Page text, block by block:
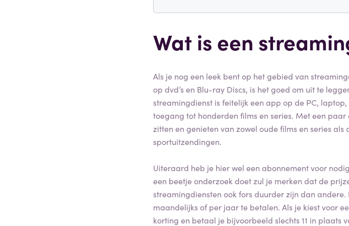
Wat is een
Als je nog een leek bent op het gebied van
op dvd’s en Blu-ray Discs, is het goed om uit te
streamingdienst is feitelijk een app op de PC,
toegang tot honderden films en series. Met een
zitten en genieten van zowel oude films en series
sportuitzendingen.
Uiteraard heb je hier wel een abonnement voor
een beetje onderzoek doet zul je merken dat de
streamingdiensten ook fors duurder zijn dan
maandelijks of per jaar te betalen. Als je kiest voor
korting en betaal je bijvoorbeeld slechts 11 in plaats